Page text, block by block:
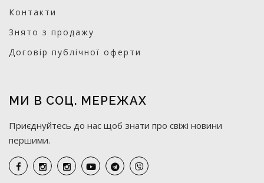
Контакти
Знято з продажу
Договір публічної оферти
МИ В СОЦ. МЕРЕЖАХ
Приєднуйтесь до нас щоб знати про свіжі новини
першими.